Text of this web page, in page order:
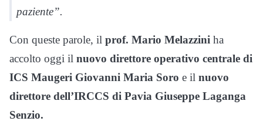
paziente”.
Con queste parole, il prof. Mario Melazzini ha
accolto oggi il nuovo direttore operativo centrale di
ICS Maugeri Giovanni Maria Soro e il nuovo
direttore dell’IRCCS di Pavia Giuseppe Laganga
Senzio.